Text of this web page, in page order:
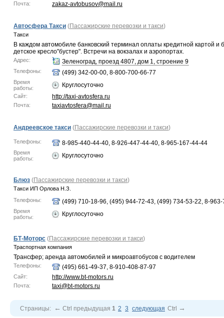
Почта: zakaz-avtobusov@mail.ru
Автосфера Такси (Пассажирские перевозки и такси)
Такси
В каждом автомобиле банковский терминал оплаты кредитной картой и
детское кресло"бустер". Встречи на вокзалах и аэропортах.
Адрес: Зеленоград, проезд 4807, дом 1, строение 9
Телефоны: (499) 342-00-00, 8-800-700-66-77
Время
работы:
Круглосуточно
Сайт: http://taxi-avtosfera.ru
Почта: taxiavtosfera@mail.ru
Андреевское такси (Пассажирские перевозки и такси)
Телефоны: 8-985-440-44-40, 8-926-447-44-40, 8-965-167-44-44
Время
работы:
Круглосуточно
Блюз (Пассажирские перевозки и такси)
Такси ИП Орлова Н.З.
Телефоны:
(499) 710-18-96, (495) 944-72-43, (499) 734-53-22, 8-
Время
работы:
Круглосуточно
БТ-Моторс (Пассажирские перевозки и такси)
Траспортная компания
Трансфер; аренда автомобилей и микроавтобусов с водителем
Телефоны: (495) 661-49-37, 8-910-408-87-97
Сайт: http://www.bt-motors.ru
Почта: taxi@bt-motors.ru
Страницы: ← Ctrl предыдущая 1 2 3 следующая Ctrl →